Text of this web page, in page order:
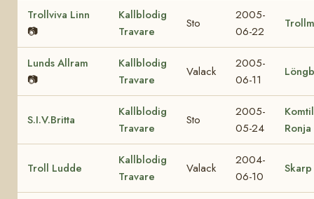
Trollviva Linn
📷
Kallblodig
Travare
Sto
2005-
06-22
Lunds Allram
📷
Kallblodig
Travare
Valack
2005-
06-11
S.I.V.Britta
Kallblodig
Travare
Sto
2005-
05-24
Ronja
Troll Ludde
Kallblodig
Travare
Valack
2004-
06-10